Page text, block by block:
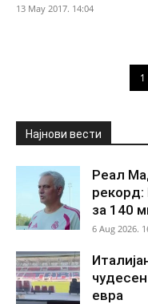
13 May 2017. 14:04
1
Најнови вести
Реал
за 140
6 Aug 2026.
евра